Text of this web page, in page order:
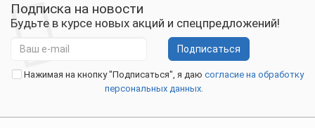
Подписка на новости
Будьте в курсе новых акций и спецпредложений!
Подписаться
Нажимая на кнопку "Подписаться", я даю согласие на обработку
персональных данных.